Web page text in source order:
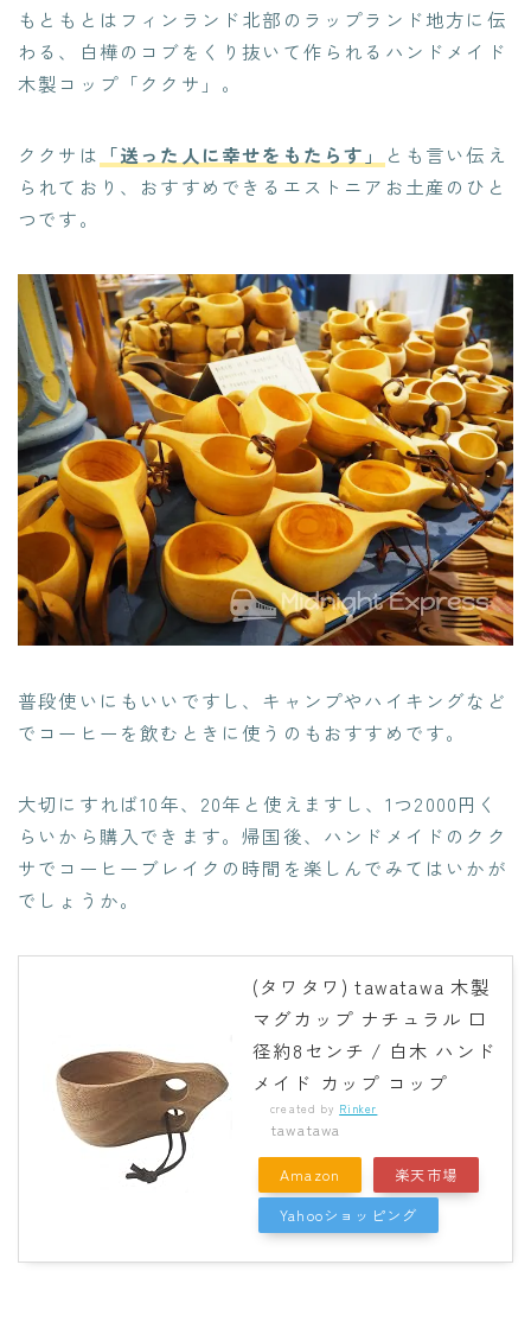
もともとはフィンランド北部のラップランド地方に伝
わる、白樺のコブをくり抜いて作られるハンドメイド
木製コップ「ククサ」。
ククサは 「送った人に幸せをもたらす」
とも言い伝え
られており、おすすめできるエストニアお土産のひと
つです。
普段使いにもいいですし、キャンプやハイキングなど
でコーヒーを飲むときに使うのもおすすめです。
大切にすれば10年、20年と使えますし、1つ2000円く
らいから購入できます。帰国後、ハンドメイドのクク
サでコーヒーブレイクの時間を楽しんでみてはいかが
でしょうか。
(タワタワ) tawatawa 木製
マグカップ ナチュラル 口
径約8センチ / 白木 ハンド
メイド カップ コップ
created by Rinker
tawatawa
Amazon
楽天市場
Yahooショッピング